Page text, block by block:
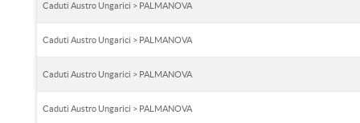
Caduti Austro Ungarici > PALMANOVA
Caduti Austro Ungarici > PALMANOVA
Caduti Austro Ungarici > PALMANOVA
Caduti Austro Ungarici > PALMANOVA